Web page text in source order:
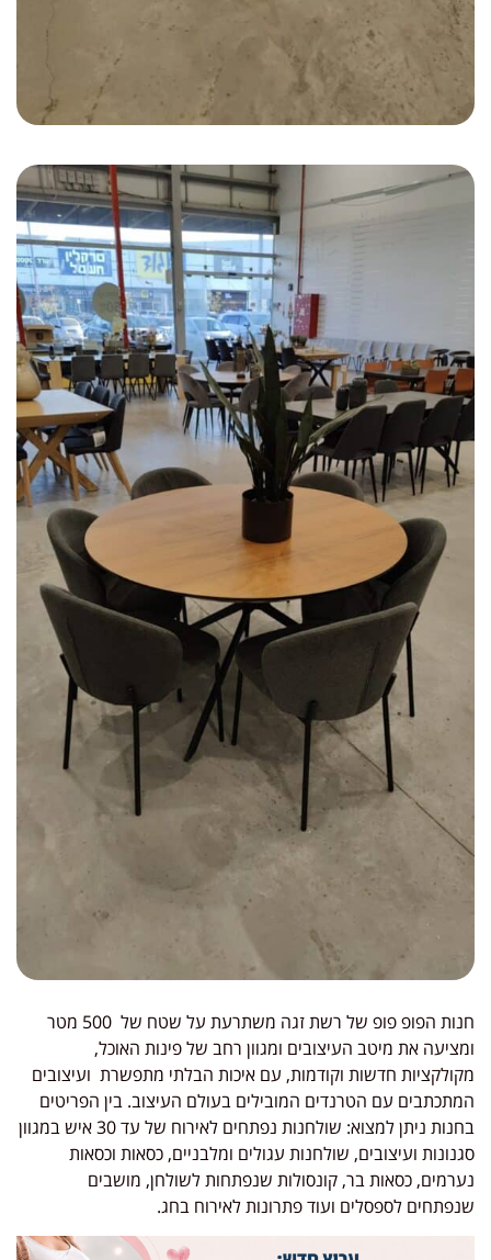
חנות הפופ פופ של רשת זגה משתרעת על שטח של 500 מטר
ומציעה את מיטב העיצובים ומגוון רחב של פינות האוכל,
מקולקציות חדשות וקודמות, עם איכות הבלתי מתפשרת ועיצובים
המתכתבים עם הטרנדים המובילים בעולם העיצוב. בין הפריטים
בחנות ניתן למצוא: שולחנות נפתחים לאירוח של עד 30 איש במגוון
סגנונות ועיצובים, שולחנות עגולים ומלבניים, כסאות וכסאות
נערמים, כסאות בר, קונסולות שנפתחות לשולחן, מושבים
שנפתחים לספסלים ועוד פתרונות לאירוח בחג.